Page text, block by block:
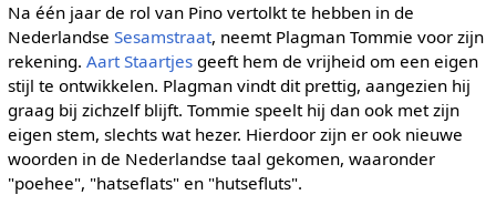
Na één jaar de rol van Pino vertolkt te hebben in de
Nederlandse Sesamstraat, neemt Plagman Tommie voor zijn
rekening. Aart Staartjesgeeft hem de vrijheid om een eigen
stijl te ontwikkelen. Plagman vindt dit prettig, aangezien hij
graag bij zichzelf blijft. Tommie speelt hij dan ook met zijn
eigen stem, slechts wat hezer. Hierdoor zijn er ook nieuwe
woorden in de Nederlandse taal gekomen, waaronder
"poehee", "hatseflats" en "hutsefluts".